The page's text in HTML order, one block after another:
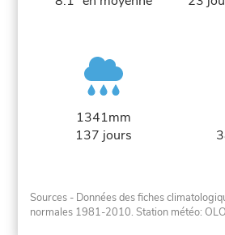
1341mm
137 jours
Sources - Données des fiches
normales 1981-2010. Station météo: